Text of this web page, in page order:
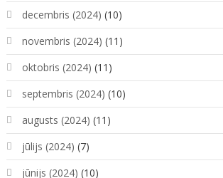
decembris (2024) (10)
novembris (2024) (11)
oktobris (2024) (11)
septembris (2024) (10)
augusts (2024) (11)
jūlijs (2024) (7)
jūnijs (2024) (10)